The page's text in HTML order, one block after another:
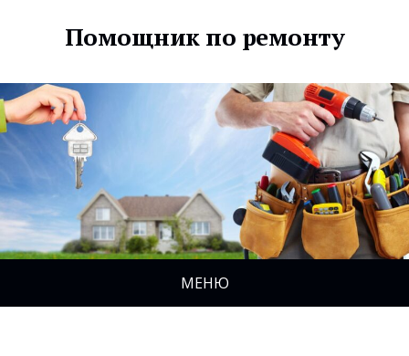
Помощник по ремонту
МЕНЮ